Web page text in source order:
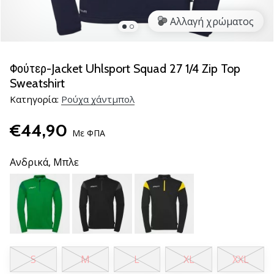
παπούτσια
Accelerate
NITRO
SQD
5!
τις
αναβαθμίσεις
και
μάθε
αν
αξίζει…
25. 11. 2024
•
Αλλαγή χρώματος
Φούτερ-Jacket Uhlsport Squad 27 1/4 Zip Top
Sweatshirt
Κατηγορία: Ρούχα χάντμπολ
€44,90 Με ΦΠΑ
Ανδρικά, Μπλε
S M L XL XXL